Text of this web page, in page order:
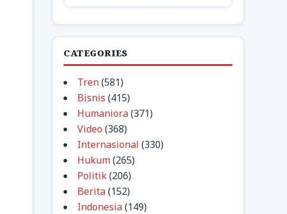
CATEGORIES
Tren(581)
Bisnis (415)
Humaniora(371)
Video (368)
Internasional (330)
Hukum(265)
Politik(206)
Berita(152)
Indonesia(149)